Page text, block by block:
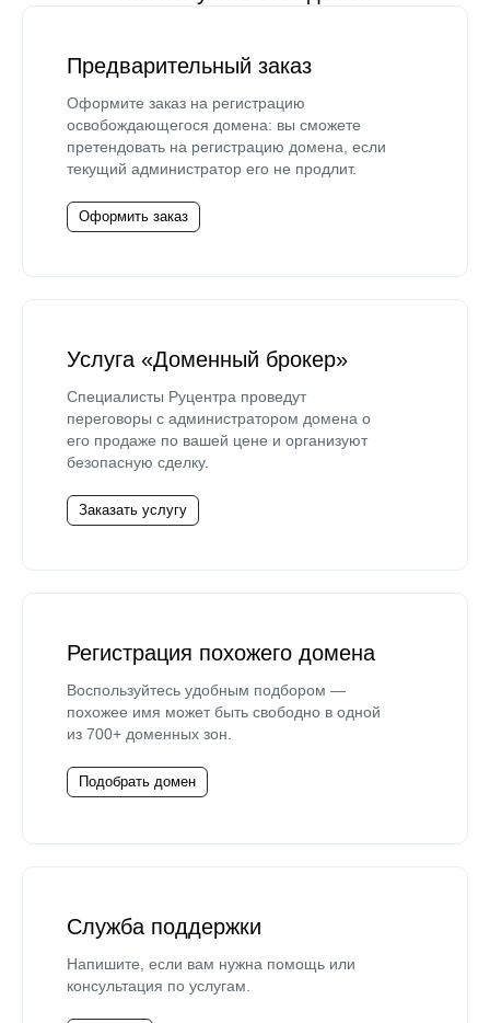
Предварительный заказ
Оформите заказ на регистрацию
освобождающегося домена: вы сможете
претендовать на регистрацию домена, если
текущий администратор его не продлит.
Оформить заказ
Услуга «Доменный брокер»
Специалисты Руцентра проведут
переговоры с администратором домена о
его продаже по вашей цене и организуют
безопасную сделку.
Заказать услугу
Регистрация похожего домена
Воспользуйтесь удобным подбором —
похожее имя может быть свободно в одной
из 700+ доменных зон.
Подобрать домен
Служба поддержки
Напишите, если вам нужна помощь или
консультация по услугам.